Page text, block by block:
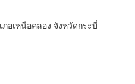
อเหนือคลอง จังหวัดกระบี่